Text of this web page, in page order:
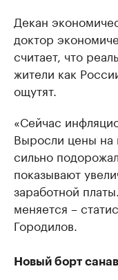
Декан
доктор
считает, что
жители как
ощутят.
«Сейчас
Выросли цены на
сильно
показывают
заработной
меняется –
Городилов.
Новый борт